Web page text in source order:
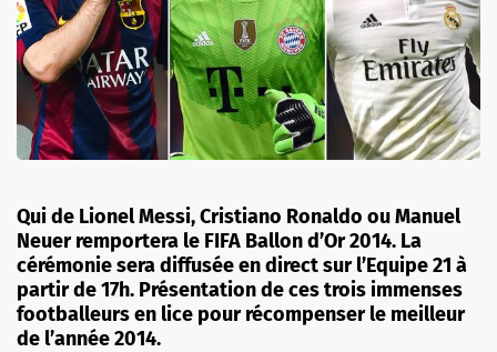
Qui de Lionel Messi, Cristiano Ronaldo ou Manuel
Neuer remportera le FIFA Ballon d’Or 2014. La
cérémonie sera diffusée en direct sur l’Equipe 21 à
partir de 17h. Présentation de ces trois immenses
footballeurs en lice pour récompenser le meilleur
de l’année 2014.